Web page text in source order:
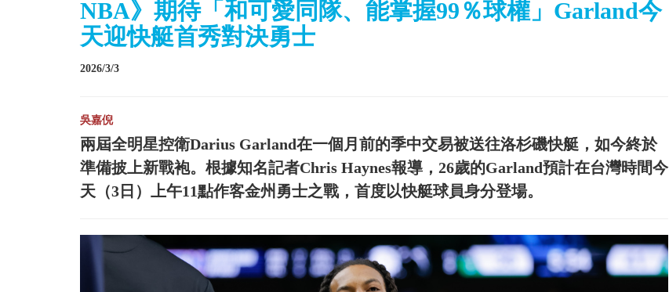
NBA》期待「和可愛同隊、能掌握99％球權」Garland今
天迎快艇首秀對決勇士
2026/3/3
吳嘉倪
兩屆全明星控衛Darius Garland在一個月前的季中交易被送往洛杉磯快艇，如今終於
準備披上新戰袍。根據知名記者Chris Haynes報導，26歲的Garland預計在台灣時間今
天（3日）上午11點作客金州勇士之戰，首度以快艇球員身分登場。